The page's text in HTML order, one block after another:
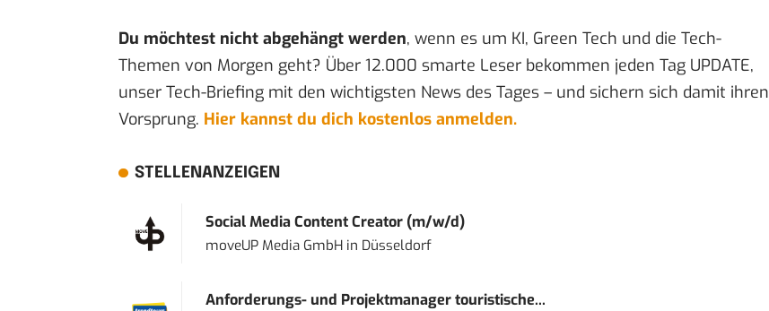
Du möchtest nicht abgehängt werden, wenn es um KI, Green Tech und die Tech-
Themen von Morgen geht? Über 12.000 smarte Leser bekommen jeden Tag UPDATE,
unser Tech-Briefing mit den wichtigsten News des Tages – und sichern sich damit ihren
Vorsprung. Hier kannst du dich kostenlos anmelden.
STELLENANZEIGEN
Social Media Content Creator (m/w/d)
moveUP Media GmbHin Düsseldorf
Anforderungs- und Projektmanager touristische...